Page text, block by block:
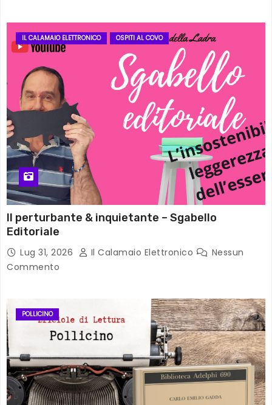
IL CALAMAIO ELETTRONICO OSPITI AL COVO
Il perturbante & inquietante – Sgabello
Editoriale
Lug 31, 2026 Il Calamaio Elettronico
Nessun
Commento
POLLICINO